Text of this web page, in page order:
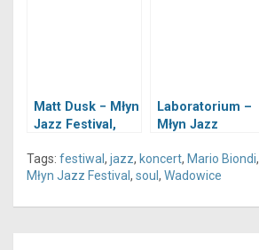
Matt Dusk − Młyn
Jazz Festival,
06.07.2019
Laboratorium –
Młyn Jazz
Wadowice,
04.07.2019
Tags: festiwal , jazz, koncert, Mario Biondi,
Młyn Jazz Festival , soul , Wadowice